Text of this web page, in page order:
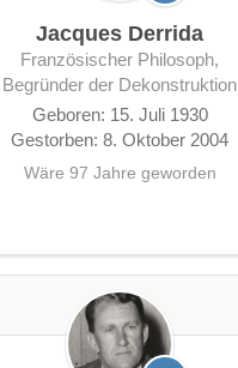
Jacques Derrida
französischer Philosoph,
Begründer der Dekonstruktion
Geboren: 15. Juli 1930
Gestorben: 8. Oktober 2004
Wäre 97 Jahre geworden